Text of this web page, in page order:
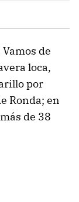
de
loca,
por
Ronda; en
de 38